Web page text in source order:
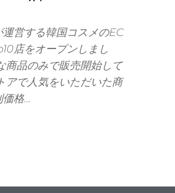
運営する韓国コスメのEC
店をオープンしまし
商品のみで販売開始して
アで人気をいただいた商
格…